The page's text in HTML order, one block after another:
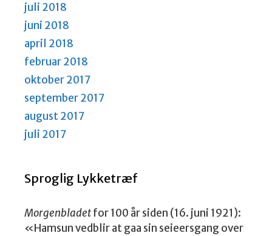
juli 2018
juni 2018
april 2018
februar 2018
oktober 2017
september 2017
august 2017
juli 2017
Sproglig Lykketræf
Morgenbladetfor 100 år siden (16. juni 1921):
«Hamsun vedblir at gaa sin seieersgang over